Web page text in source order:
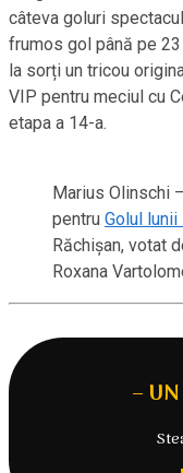
câteva goluri
frumos gol până pe
la sorți un tricou
VIP pentru meciul cu
etapa a 14-a.
Marius Olinschi
pentru Golul
Răchișan, votat
Roxana
–